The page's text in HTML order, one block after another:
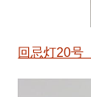
回忌灯20号